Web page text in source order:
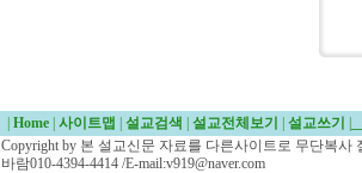
Home 사이트맵 설교검색 설교전체보기 설교쓰기
Copyright by 본 설교신문 자료를 다른사이트로 무단복
바람010-4394-4414 /E-mail:v919@naver.com